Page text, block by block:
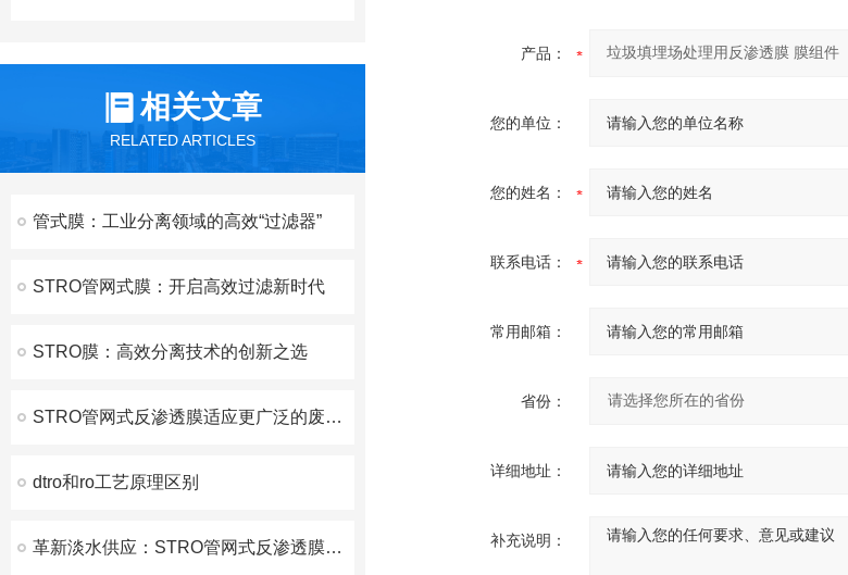
相关文章
RELATED ARTICLES
管式膜：工业分离领域的高效“过滤器”
STRO管网式膜：开启高效过滤新时代
STRO膜：高效分离技术的创新之选
STRO管网式反渗透膜适应更广泛的废水处理需求
dtro和ro工艺原理区别
革新淡水供应：STRO管网式反渗透膜技术的应用与展望
产品：
您的单位：
您的姓名：
联系电话：
常用邮箱：
省份：
详细地址：
补充说明：